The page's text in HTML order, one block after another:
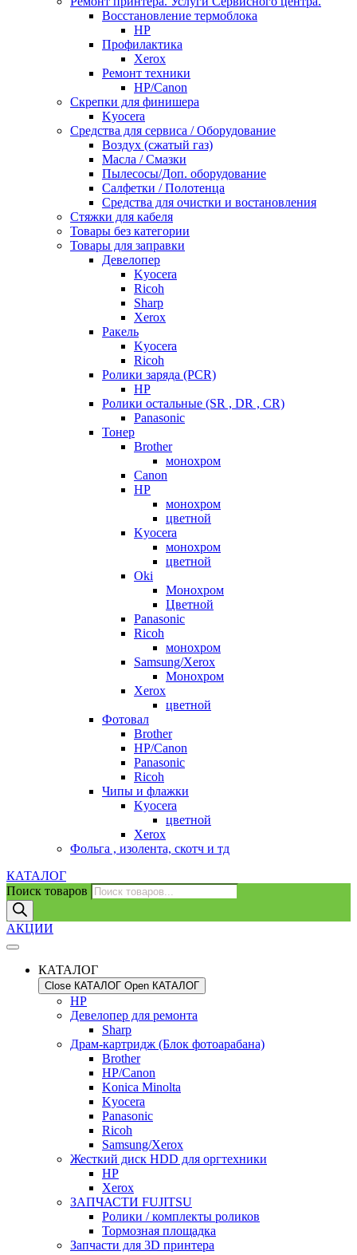
Восстановление термоблока
HP
Профилактика
Xerox
Ремонт техники
HP/Canon
Скрепки для финишера
Kyocera
Средства для сервиса / Оборудование
Воздух (сжатый газ)
Масла / Смазки
Пылесосы/Доп. оборудование
Салфетки / Полотенца
Средства для очистки и востановления
Стяжки для кабеля
Товары без категории
Товары для заправки
Девелопер
Kyocera
Ricoh
Sharp
Xerox
Ракель
Kyocera
Ricoh
Ролики заряда (PCR)
HP
Ролики остальные (SR , DR , CR)
Panasonic
Тонер
Brother
монохром
Canon
HP
монохром
цветной
Kyocera
монохром
цветной
Oki
Монохром
Цветной
Panasonic
Ricoh
монохром
Samsung/Xerox
Монохром
Xerox
цветной
Фотовал
Brother
HP/Canon
Panasonic
Ricoh
Чипы и флажки
Kyocera
цветной
Xerox
Фольга , изолента, скотч и тд
КАТАЛОГ
Поиск товаров
АКЦИИ
КАТАЛОГ
Close КАТАЛОГ Open КАТАЛОГ
HP
Девелопер для ремонта
Sharp
Драм-картридж (Блок фотоарабана)
Brother
HP/Canon
Konica Minolta
Kyocera
Panasonic
Ricoh
Samsung/Xerox
Жесткий диск HDD для оргтехники
HP
Xerox
ЗАПЧАСТИ FUJITSU
Ролики / комплекты роликов
Тормозная площадка
Запчасти для 3D принтера